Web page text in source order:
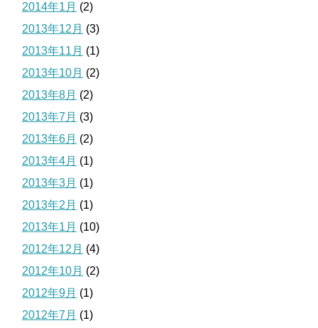
2014年1月 (2)
2013年12月 (3)
2013年11月 (1)
2013年10月 (2)
2013年8月 (2)
2013年7月 (3)
2013年6月 (2)
2013年4月 (1)
2013年3月 (1)
2013年2月 (1)
2013年1月 (10)
2012年12月 (4)
2012年10月 (2)
2012年9月 (1)
2012年7月 (1)